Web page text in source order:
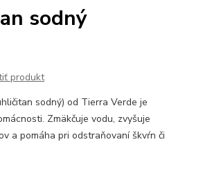
sodný
produkt
sodný) od Tierra Verde je
Zmäkčuje vodu, zvyšuje
a pomáha pri odstraňovaní škvŕn či